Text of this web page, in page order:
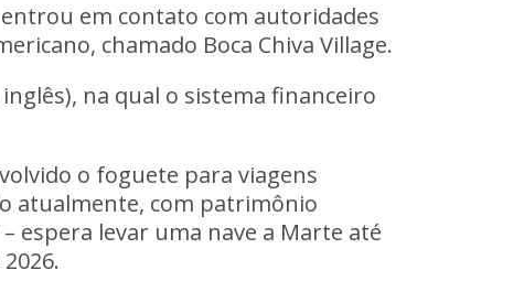
entrou em contato com autoridades
chamado Boca Chiva Village.
na qual o sistema financeiro
o foguete para viagens
atualmente, com patrimônio
espera levar uma nave a Marte até